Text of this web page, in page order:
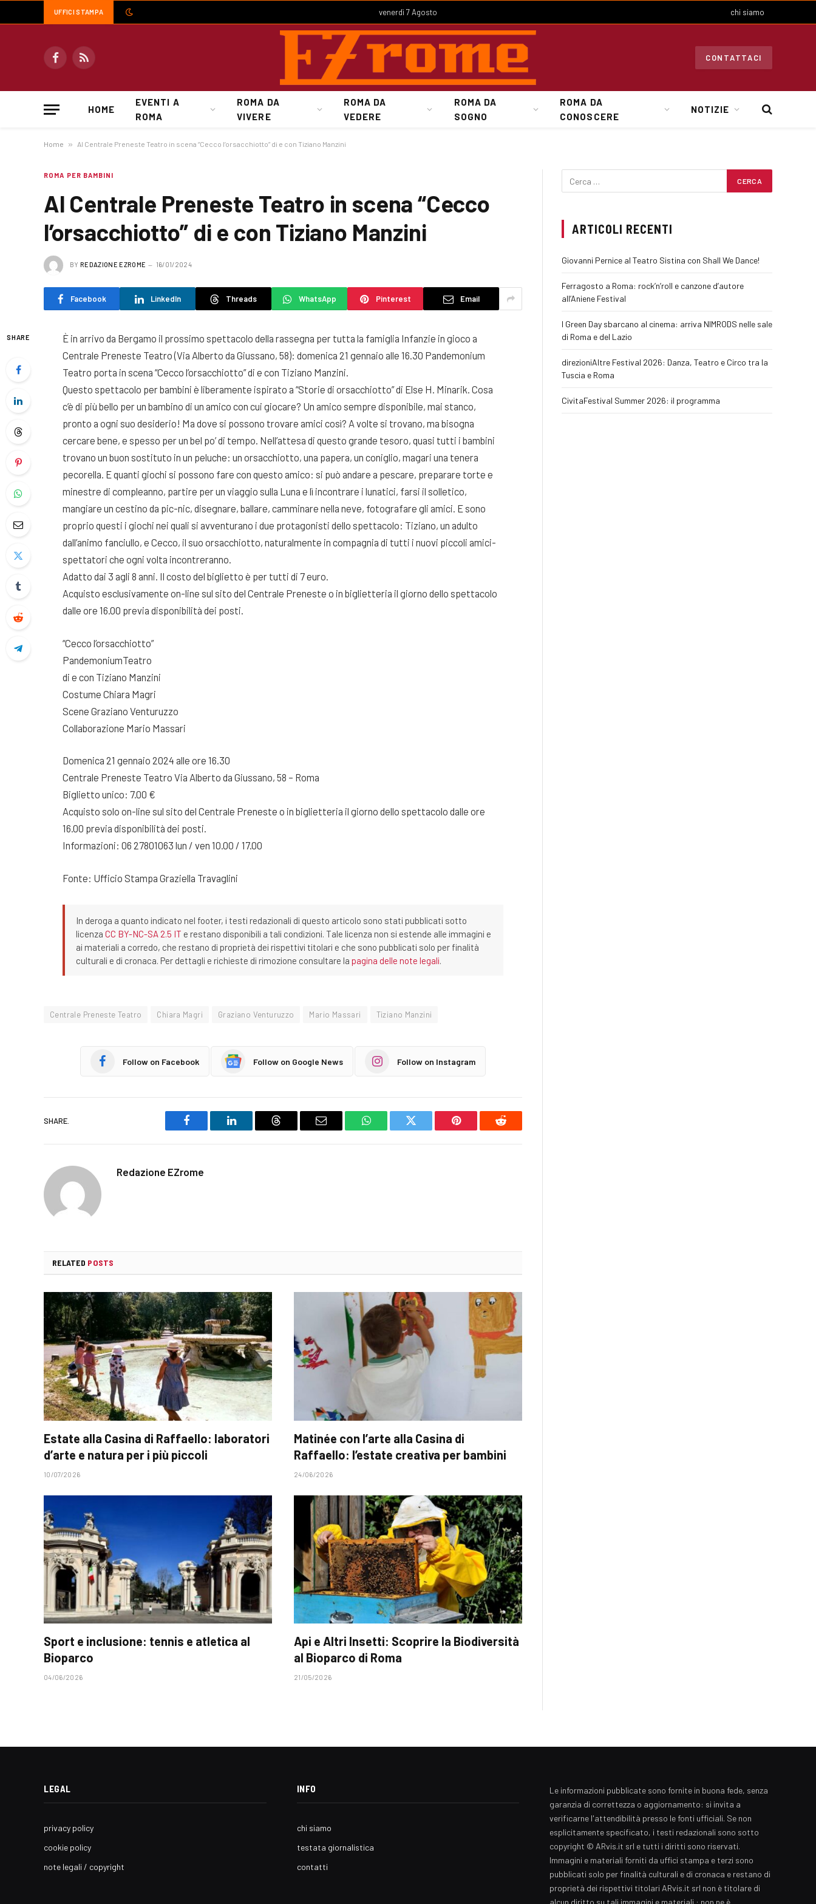
UFFICI STAMPA venerdì 7 Agosto chi siamo
FacebookRSS
CONTATTACI
HOME
EVENTI A
ROMA
ROMA DA
VIVERE
ROMA DA
VEDERE
ROMA DA
SOGNO
ROMA DA
CONOSCERE
NOTIZIE
Home » Al Centrale Preneste Teatro in scena “Cecco l’orsacchiotto” di e con Tiziano Manzini
ROMA PER BAMBINI
Al Centrale Preneste Teatro in scena “Cecco
l’orsacchiotto” di e con Tiziano Manzini
BY REDAZIONE EZROME 16/01/2024
Facebook LinkedIn Threads WhatsApp Pinterest Email
SHARE
È in arrivo da Bergamo il prossimo spettacolo della rassegna per tutta la famiglia Infanzie in gioco a
Centrale Preneste Teatro (Via Alberto da Giussano, 58): domenica 21 gennaio alle 16.30 Pandemonium
Teatro porta in scena “Cecco l’orsacchiotto” di e con Tiziano Manzini.
Questo spettacolo per bambini è liberamente ispirato a “Storie di orsacchiotto” di Else H. Minarik. Cosa
c’è di più bello per un bambino di un amico con cui giocare? Un amico sempre disponibile, mai stanco,
pronto a ogni suo desiderio! Ma dove si possono trovare amici così? A volte si trovano, ma bisogna
cercare bene, e spesso per un bel po’ di tempo. Nell’attesa di questo grande tesoro, quasi tutti i bambini
trovano un buon sostituto in un peluche: un orsacchiotto, una papera, un coniglio, magari una tenera
pecorella. E quanti giochi si possono fare con questo amico: si può andare a pescare, preparare torte e
minestre di compleanno, partire per un viaggio sulla Luna e lì incontrare i lunatici, farsi il solletico,
mangiare un cestino da pic-nic, disegnare, ballare, camminare nella neve, fotografare gli amici. E sono
proprio questi i giochi nei quali si avventurano i due protagonisti dello spettacolo: Tiziano, un adulto
dall’animo fanciullo, e Cecco, il suo orsacchiotto, naturalmente in compagnia di tutti i nuovi piccoli amici-
spettatori che ogni volta incontreranno.
Adatto dai 3 agli 8 anni. Il costo del biglietto è per tutti di 7 euro.
Acquisto esclusivamente on-line sul sito del Centrale Preneste o in biglietteria il giorno dello spettacolo
dalle ore 16.00 previa disponibilità dei posti.
“Cecco l’orsacchiotto”
PandemoniumTeatro
di e con Tiziano Manzini
Costume Chiara Magri
Scene Graziano Venturuzzo
Collaborazione Mario Massari
Domenica 21 gennaio 2024 alle ore 16.30
Centrale Preneste Teatro Via Alberto da Giussano, 58 – Roma
Biglietto unico: 7.00 €
Acquisto solo on-line sul sito del Centrale Preneste o in biglietteria il giorno dello spettacolo dalle ore
16.00 previa disponibilità dei posti.
Informazioni: 06 27801063 lun / ven 10.00 / 17.00
Fonte: Ufficio Stampa Graziella Travaglini
In deroga a quanto indicato nel footer, i testi redazionali di questo articolo sono stati pubblicati sotto
licenza CC BY-NC-SA 2.5 IT e restano disponibili a tali condizioni. Tale licenza non si estende alle immagini e
ai materiali a corredo, che restano di proprietà dei rispettivi titolari e che sono pubblicati solo per finalità
culturali e di cronaca. Per dettagli e richieste di rimozione consultare la pagina delle note legali
Centrale Preneste Teatro Chiara Magri Graziano Venturuzzo Mario Massari Tiziano Manzini
Follow on Facebook Follow on Google News Follow on Instagram
SHARE.
Facebook LinkedIn Threads Email WhatsAppTwitter Pinterest Reddit
Redazione EZrome
RELATED POSTS
Estate alla Casina di Raffaello: laboratori
d’arte e natura per i più piccoli
10/07/2026
Matinée con l’arte alla Casina di
Raffaello: l’estate creativa per bambini
24/06/2026
Sport e inclusione: tennis e atletica al
Bioparco
04/06/2026
Api e Altri Insetti: Scoprire la Biodiversità
al Bioparco di Roma
21/05/2026
ARTICOLI RECENTI
Giovanni Pernice al Teatro Sistina con Shall We Dance!
Ferragosto a Roma: rock’n’roll e canzone d’autore
all’Aniene Festival
I Green Day sbarcano al cinema: arriva NIMRODS nelle sale
di Roma e del Lazio
direzioniAltre Festival 2026: Danza, Teatro e Circo tra la
Tuscia e Roma
CivitaFestival Summer 2026: il programma
LEGAL
privacy policy
cookie policy
note legali / copyright
INFO
chi siamo
testata giornalistica
contatti
Le informazioni pubblicate sono fornite in buona fede, senza
garanzia di correttezza o aggiornamento: si invita a
verificarne l'attendibilità presso le fonti ufficiali. Se non
esplicitamente specificato, i testi redazionali sono sotto
copyright © ARvis.it srl e tutti i diritti sono riservati.
Immagini e materiali forniti da uffici stampa e terzi sono
pubblicati solo per finalità culturali e di cronaca e restano di
proprietà dei rispettivi titolari ARvis.it srl non è titolare di